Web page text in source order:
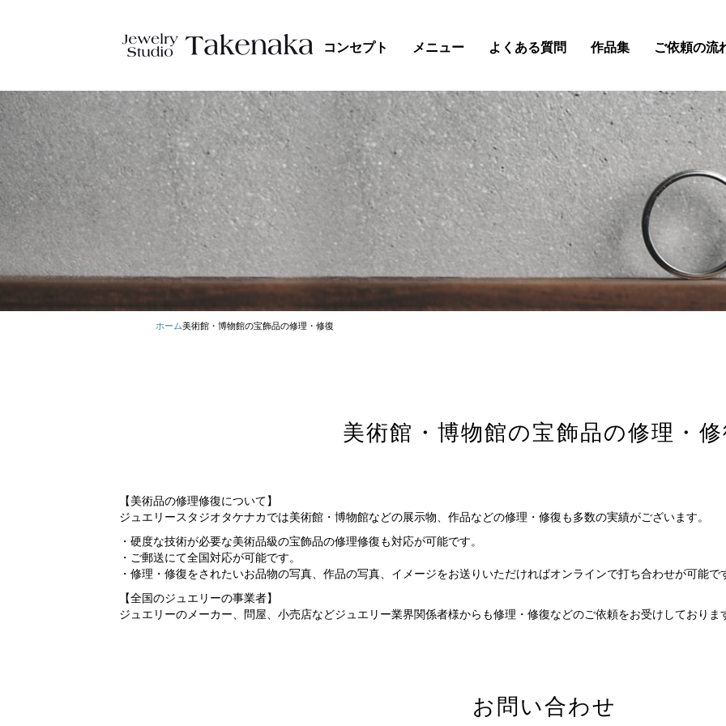
コンセプト メニュー よくある質問 作品集 ご依頼の流
ホーム美術館・博物館の宝飾品の修理・修復
美術館・博物館の宝飾品の修理・修
【美術品の修理修復について】
ジュエリースタジオタケナカでは美術館・博物館などの展示物、作品などの修理・修復も多数の実績がございます。
・硬度な技術が必要な美術品級の宝飾品の修理修復も対応が可能です。
・ご郵送にて全国対応が可能です。
・修理・修復をされたいお品物の写真、作品の写真、イメージをお送りいただければオンラインで打ち合わせが可能で
【全国のジュエリーの事業者】
ジュエリーのメーカー、問屋、小売店などジュエリー業界関係者様からも修理・修復などのご依頼をお受けしておりま
お問い合わせ